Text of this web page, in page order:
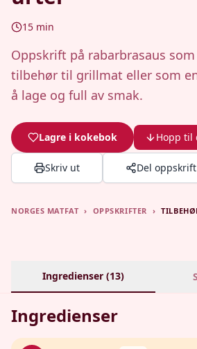
15 min
Oppskrift på rabarbrasaus
tilbehør til grillmat eller som
å lage og full av smak.
Lagre i kokebok Hopp til
Skriv ut Del oppskrift
NORGES MATFAT › OPPSKRIFTER ›
Ingredienser (13)
Ingredienser